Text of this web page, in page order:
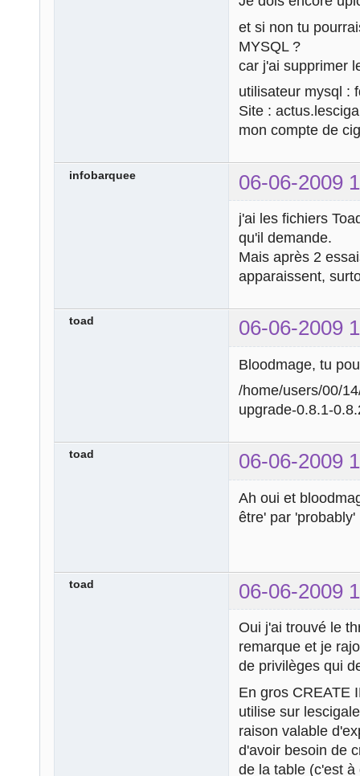
et si non tu
MYSQL ?
car j'ai supprimer
utilisateur mysql :
Site :
mon compte de
infobarquee 06-06-2009
j'ai les fichiers
qu'il demande.
Mais après 2
apparaissent,
toad 06-06-2009
Bloodmage, tu
/home/users/00/
upgrade-0.8.1-
toad 06-06-2009
Ah oui et
être' par
toad 06-06-2009
Oui j'ai trouvé le
remarque et je
de privilèges qui
En gros CREATE
utilise sur
raison valable
d'avoir besoin de
de la table (c'est